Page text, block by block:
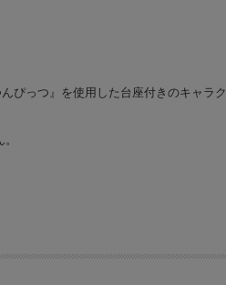
ぴっつ』を使用した台座付きのキャラ